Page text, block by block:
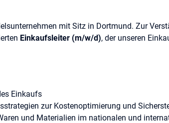
mit Sitz in Dortmund. Zur
Einkaufsleiter (m/w/d), der unseren
Einkaufs
zur Kostenoptimierung und
und Materialien im nationalen und